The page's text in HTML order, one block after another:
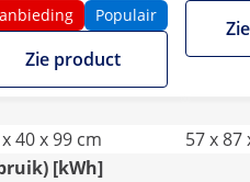
- zwart -Populair
Zie product
40 x 99 cm
57 x 87
[kWh]